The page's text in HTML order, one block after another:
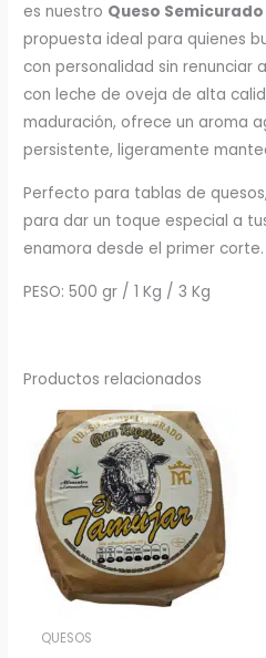
es nuestro Queso
propuesta ideal para quienes
con personalidad sin renunciar
con leche de oveja de alta
maduración, ofrece un aroma
persistente, ligeramente
Perfecto para tablas de
para dar un toque especial a
enamora desde el primer corte.
PESO: 500 gr / 1 Kg / 3 Kg
Productos relacionados
QUESOS